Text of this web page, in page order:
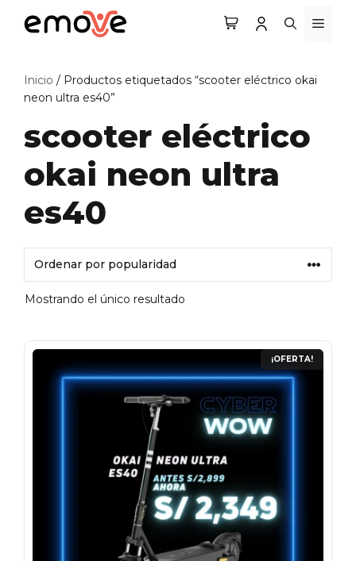
Inicio / Productos etiquetados “scooter eléctrico okai
neon ultra es40”
scooter eléctrico
okai neon ultra
es40
Mostrando el único resultado
¡OFERTA!